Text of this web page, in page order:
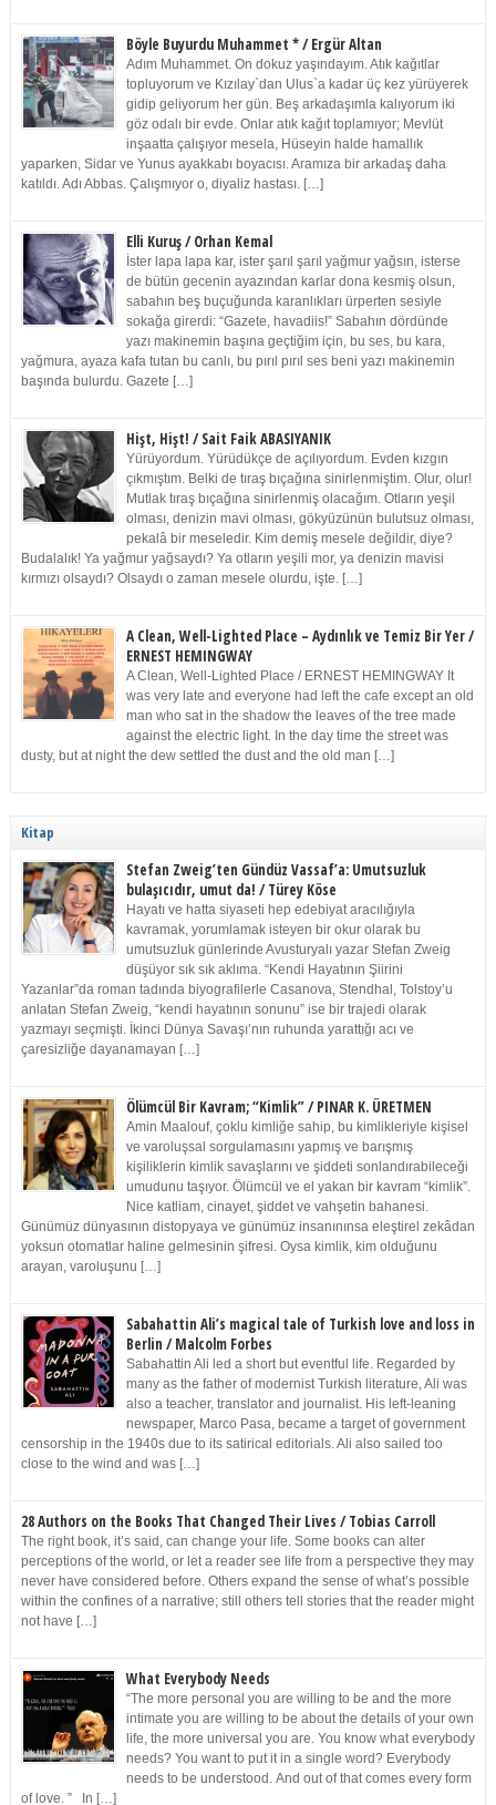
Böyle Buyurdu Muhammet * / Ergür Altan
Adım Muhammet. On dokuz yaşındayım. Atık kağıtlar
topluyorum ve Kızılay`dan Ulus`a kadar üç kez yürüyerek
gidip geliyorum her gün. Beş arkadaşımla kalıyorum iki
göz odalı bir evde. Onlar atık kağıt toplamıyor; Mevlüt
inşaatta çalışıyor mesela, Hüseyin halde hamallık
yaparken, Sidar ve Yunus ayakkabı boyacısı. Aramıza bir arkadaş daha
katıldı. Adı Abbas. Çalışmıyor o, diyaliz hastası. […]
Elli Kuruş / Orhan Kemal
İster lapa lapa kar, ister şarıl şarıl yağmur yağsın, isterse
de bütün gecenin ayazından karlar dona kesmiş olsun,
sabahın beş buçuğunda karanlıkları ürperten sesiyle
sokağa girerdi: “Gazete, havadiis!” Sabahın dördünde
yazı makinemin başına geçtiğim için, bu ses, bu kara,
yağmura, ayaza kafa tutan bu canlı, bu pırıl pırıl ses beni yazı makinemin
başında bulurdu. Gazete […]
Hişt, Hişt! / Sait Faik ABASIYANIK
Yürüyordum. Yürüdükçe de açılıyordum. Evden kızgın
çıkmıştım. Belki de tıraş bıçağına sinirlenmiştim. Olur, olur!
Mutlak tıraş bıçağına sinirlenmiş olacağım. Otların yeşil
olması, denizin mavi olması, gökyüzünün bulutsuz olması,
pekalâ bir meseledir. Kim demiş mesele değildir, diye?
Budalalık! Ya yağmur yağsaydı? Ya otların yeşili mor, ya denizin mavisi
kırmızı olsaydı? Olsaydı o zaman mesele olurdu, işte. […]
A Clean, Well-Lighted Place – Aydınlık ve Temiz Bir Yer /
ERNEST HEMINGWAY
A Clean, Well-Lighted Place / ERNEST HEMINGWAY It
was very late and everyone had left the cafe except an old
man who sat in the shadow the leaves of the tree made
against the electric light. In the day time the street was
dusty, but at night the dew settled the dust and the old man […]
Kitap
Stefan Zweig’ten Gündüz Vassaf’a: Umutsuzluk
bulaşıcıdır, umut da! / Türey Köse
Hayatı ve hatta siyaseti hep edebiyat aracılığıyla
kavramak, yorumlamak isteyen bir okur olarak bu
umutsuzluk günlerinde Avusturyalı yazar Stefan Zweig
düşüyor sık sık aklıma. “Kendi Hayatının Şiirini
Yazanlar”da roman tadında biyografilerle Casanova, Stendhal, Tolstoy’u
anlatan Stefan Zweig, “kendi hayatının sonunu” ise bir trajedi olarak
yazmayı seçmişti. İkinci Dünya Savaşı’nın ruhunda yarattığı acı ve
çaresizliğe dayanamayan […]
Ölümcül Bir Kavram; “Kimlik” / PINAR K. ÜRETMEN
Amin Maalouf, çoklu kimliğe sahip, bu kimlikleriyle kişisel
ve varoluşsal sorgulamasını yapmış ve barışmış
kişiliklerin kimlik savaşlarını ve şiddeti sonlandırabileceği
umudunu taşıyor. Ölümcül ve el yakan bir kavram “kimlik”.
Nice katliam, cinayet, şiddet ve vahşetin bahanesi.
Günümüz dünyasının distopyaya ve günümüz insanınınsa eleştirel zekâdan
yoksun otomatlar haline gelmesinin şifresi. Oysa kimlik, kim olduğunu
arayan, varoluşunu […]
Sabahattin Ali’s magical tale of Turkish love and loss in
Berlin / Malcolm Forbes
Sabahattin Ali led a short but eventful life. Regarded by
many as the father of modernist Turkish literature, Ali was
also a teacher, translator and journalist. His left-leaning
newspaper, Marco Pasa, became a target of government
censorship in the 1940s due to its satirical editorials. Ali also sailed too
close to the wind and was […]
28 Authors on the Books That Changed Their Lives / Tobias Carroll
The right book, it’s said, can change your life. Some books can alter
perceptions of the world, or let a reader see life from a perspective they may
never have considered before. Others expand the sense of what’s possible
within the confines of a narrative; still others tell stories that the reader might
not have […]
What Everybody Needs
“The more personal you are willing to be and the more
intimate you are willing to be about the details of your own
life, the more universal you are. You know what everybody
needs? You want to put it in a single word? Everybody
needs to be understood. And out of that comes every form
of love. ” In […]